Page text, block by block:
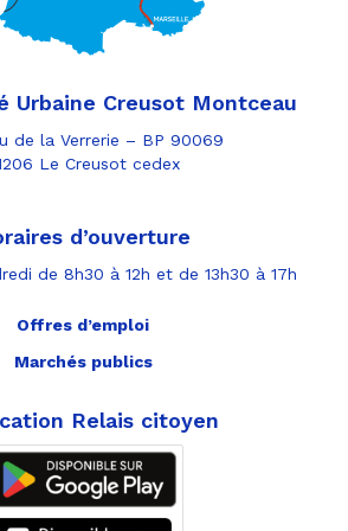
Urbaine Creusot Montceau
de la Verrerie – BP 90069
Le Creusot cedex
d’ouverture
de 8h30 à 12h et de 13h30 à 17h
Offres d’emploi
Marchés publics
Relais citoyen